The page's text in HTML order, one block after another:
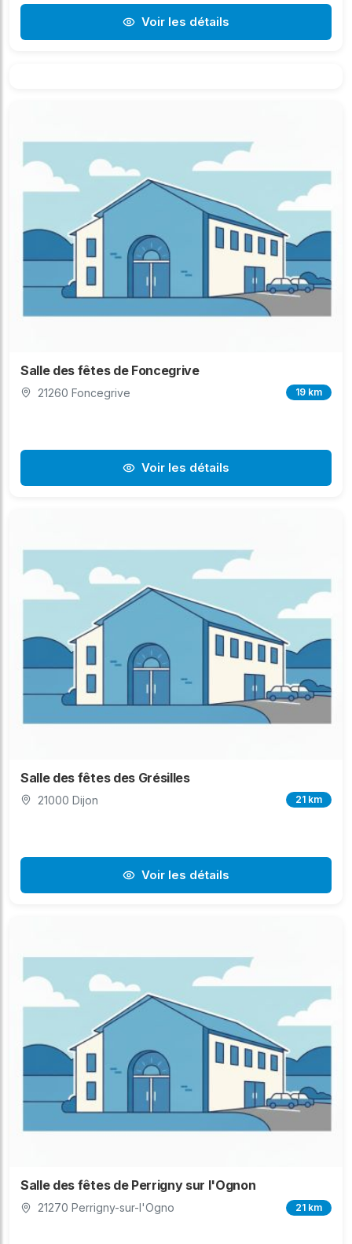
Voir les détails
Salle des fêtes de Foncegrive
21260 Foncegrive 19 km
Voir les détails
Salle des fêtes des Grésilles
21000 Dijon 21 km
Voir les détails
Salle des fêtes de Perrigny sur l'Ognon
21270 Perrigny-sur-l'Ogno 21 km